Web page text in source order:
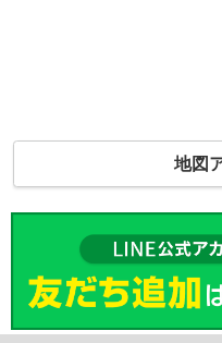
地図